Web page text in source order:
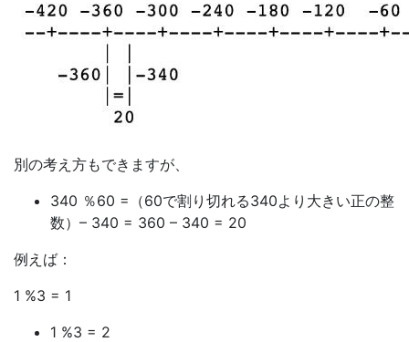
別の考え方もできますが、
340 ％60 =（60で割り切れる340より大きい正の整
数）– 340 = 360 – 340 = 20
例えば：
1 %3 = 1
1 %3 = 2